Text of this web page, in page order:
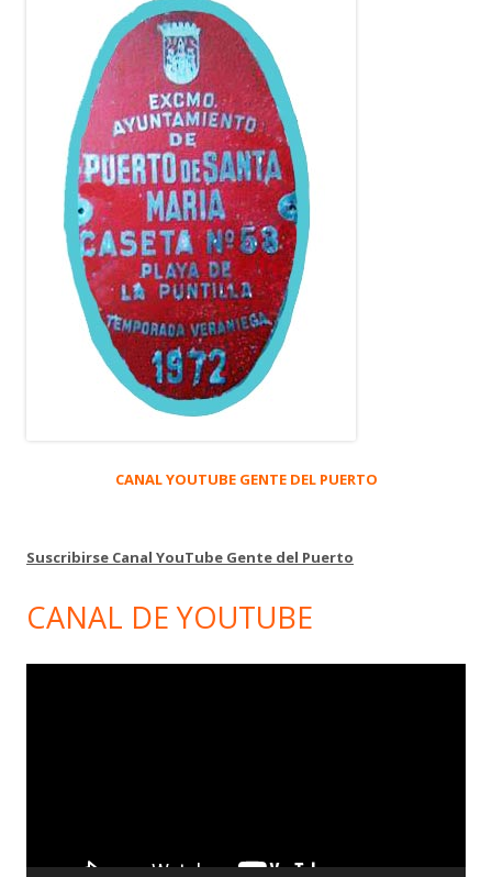
CANAL YOUTUBE GENTE DEL PUERTO
Suscribirse Canal YouTube Gente del Puerto
CANAL DE YOUTUBE